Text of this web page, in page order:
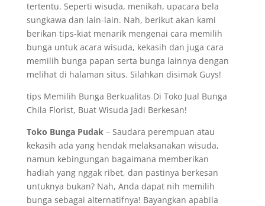
tertentu. Seperti wisuda, menikah, upacara bela
sungkawa dan lain-lain. Nah, berikut akan kami
berikan tips-kiat menarik mengenai cara memilih
bunga untuk acara wisuda, kekasih dan juga cara
memilih bunga papan serta bunga lainnya dengan
melihat di halaman situs. Silahkan disimak Guys!
tips Memilih Bunga Berkualitas Di Toko Jual Bunga
Chila Florist, Buat Wisuda Jadi Berkesan!
Toko Bunga Pudak– Saudara perempuan atau
kekasih ada yang hendak melaksanakan wisuda,
namun kebingungan bagaimana memberikan
hadiah yang nggak ribet, dan pastinya berkesan
untuknya bukan? Nah, Anda dapat nih memilih
bunga sebagai alternatifnya! Bayangkan apabila